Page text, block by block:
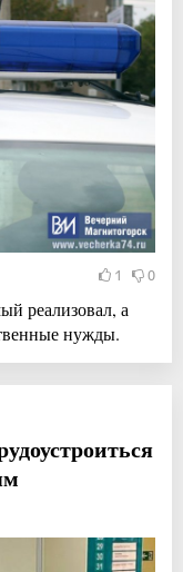
1 0
реализовал, а
нужды.